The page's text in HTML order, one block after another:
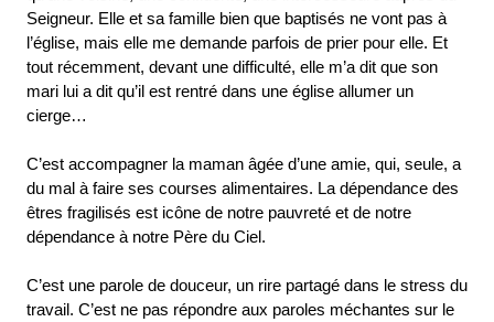
Seigneur. Elle et sa famille bien que baptisés ne vont pas à
l’église, mais elle me demande parfois de prier pour elle. Et
tout récemment, devant une difficulté, elle m’a dit que son
mari lui a dit qu’il est rentré dans une église allumer un
cierge…
C’est accompagner la maman âgée d’une amie, qui, seule, a
du mal à faire ses courses alimentaires. La dépendance des
êtres fragilisés est icône de notre pauvreté et de notre
dépendance à notre Père du Ciel.
C’est une parole de douceur, un rire partagé dans le stress du
travail. C’est ne pas répondre aux paroles méchantes sur le